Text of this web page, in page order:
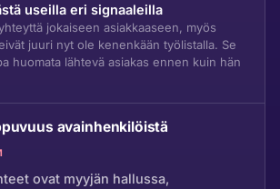
useilla eri signaaleilla
jokaiseen asiakkaaseen, myös
juuri nyt ole kenenkään työlistalla. Se
huomata lähtevä asiakas ennen kuin hän
avainhenkilöistä
ovat myyjän hallussa,